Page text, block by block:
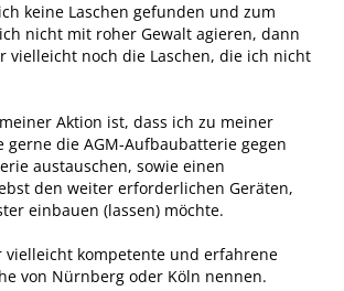
keine Laschen gefunden und zum
nicht mit roher Gewalt agieren, dann
vielleicht noch die Laschen, die ich nicht
Aktion ist, dass ich zu meiner
gerne die AGM-Aufbaubatterie gegen
austauschen, sowie einen
den weiter erforderlichen Geräten,
einbauen (lassen) möchte.
kompetente und erfahrene
von Nürnberg oder Köln nennen.